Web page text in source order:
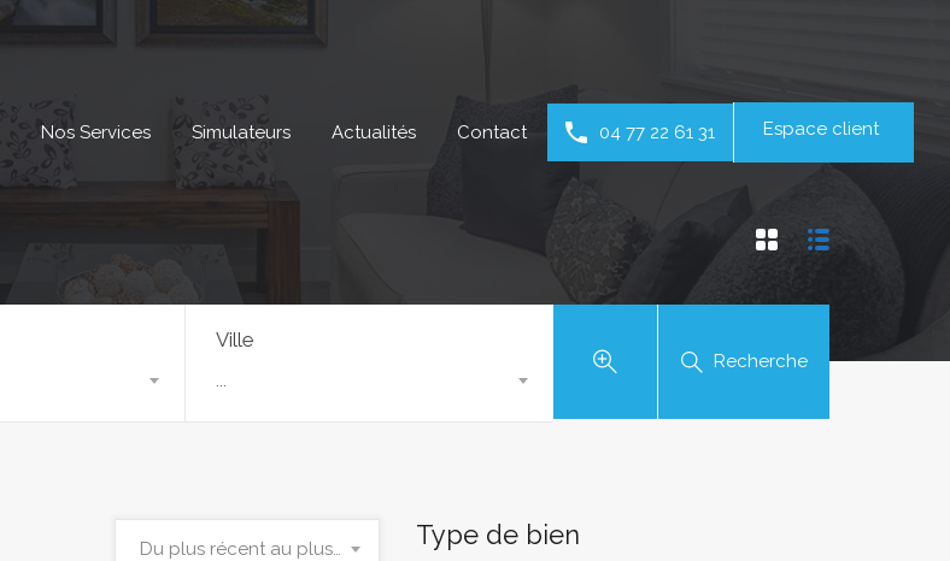
Nos Services Simulateurs Actualités Contact 04 77 22 61 31 Espace client
Ville
Recherche
Du plus récent au plus ancien Type de bien